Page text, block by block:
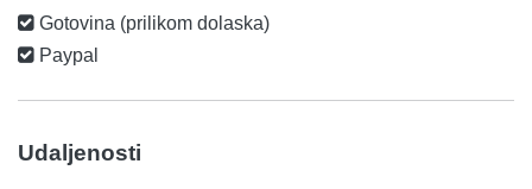
Gotovina (prilikom dolaska)
Paypal
Udaljenosti